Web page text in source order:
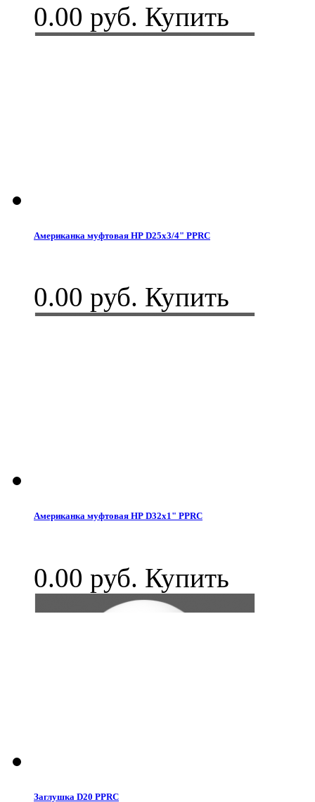
0.00 руб. Купить
Американка муфтовая НР D25x3/4" PPRC
0.00 руб. Купить
Американка муфтовая НР D32x1" PPRC
0.00 руб. Купить
Заглушка D20 PPRC